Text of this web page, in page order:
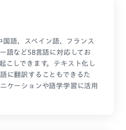
国語、スペイン語、フランス
語など58言語に対応してお
こしできます。テキスト化し
に翻訳することもできるた
ケーションや語学学習に活用